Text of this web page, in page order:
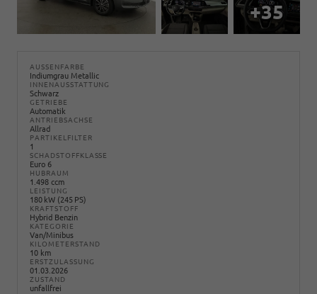
+35
AUSSENFARBE
Indiumgrau Metallic
INNENAUSSTATTUNG
Schwarz
GETRIEBE
Automatik
ANTRIEBSACHSE
Allrad
PARTIKELFILTER
1
SCHADSTOFFKLASSE
Euro 6
HUBRAUM
1.498 ccm
LEISTUNG
180 kW (245 PS)
KRAFTSTOFF
Hybrid Benzin
KATEGORIE
Van/Minibus
KILOMETERSTAND
10 km
ERSTZULASSUNG
01.03.2026
ZUSTAND
unfallfrei